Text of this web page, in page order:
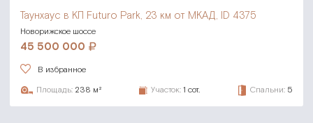
Таунхаус в КП Futuro Park, 23 км от МКАД, ID 4375
Новорижское шоссе
45 500 000
В избранное
Площадь: 238 м² Участок: 1 сот. Спальни: 5